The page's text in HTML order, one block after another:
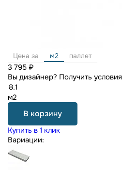
Цена за м2 паллет
3 795 ₽
Вы дизайнер? Получить условия
м2
В корзину
Купить в 1 клик
Вариации: